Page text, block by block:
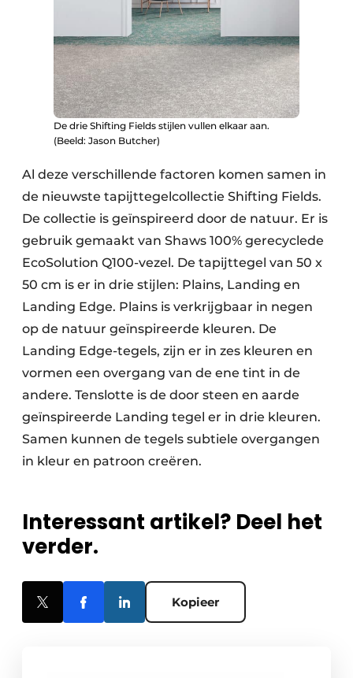
De drie Shifting Fields stijlen vullen elkaar aan.
(Beeld: Jason Butcher)
Al deze verschillende factoren komen samen in
de nieuwste tapijttegelcollectie Shifting Fields.
De collectie is geïnspireerd door de natuur. Er is
gebruik gemaakt van Shaws 100% gerecyclede
EcoSolution Q100-vezel. De tapijttegel van 50 x
50 cm is er in drie stijlen: Plains, Landing en
Landing Edge. Plains is verkrijgbaar in negen
op de natuur geïnspireerde kleuren. De
Landing Edge-tegels, zijn er in zes kleuren en
vormen een overgang van de ene tint in de
andere. Tenslotte is de door steen en aarde
geïnspireerde Landing tegel er in drie kleuren.
Samen kunnen de tegels subtiele overgangen
in kleur en patroon creëren.
Interessant artikel? Deel het
verder.
Kopieer